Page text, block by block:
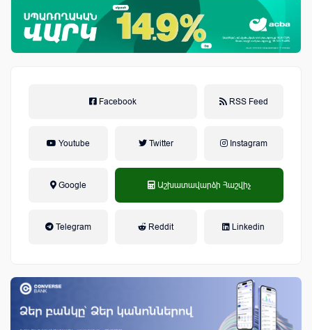
Facebook RSS Feed
Youtube Twitter Instagram
Google Աշխատավարձի Հաշվիչ
Telegram Reddit Linkedin